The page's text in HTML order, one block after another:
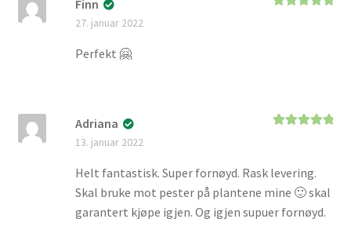
Finn
27. januar 2022
Perfekt 🤗
Adriana
13. januar 2022
Helt fantastisk. Super fornøyd. Rask levering.
Skal bruke mot pester på plantene mine 🙂 skal
garantert kjøpe igjen. Og igjen supuer fornøyd.